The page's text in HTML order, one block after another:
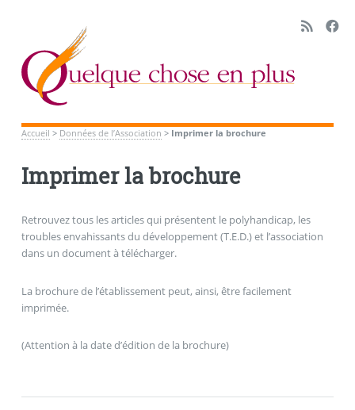
Accueil > Données de l’Association > Imprimer la brochure
Imprimer la brochure
Retrouvez tous les articles qui présentent le polyhandicap, les
troubles envahissants du développement (T.E.D.) et l’association
dans un document à télécharger.
La brochure de l’établissement peut, ainsi, être facilement
imprimée.
(Attention à la date d’édition de la brochure)